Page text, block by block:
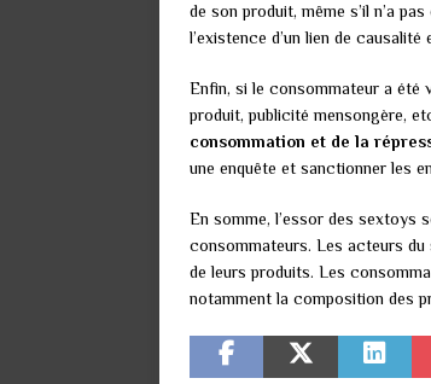
de son produit, même s’il n’a
l’existence d’un lien de
Enfin, si le consommateur a été
produit, publicité mensongère,
consommation et de la
une enquête et sanctionner les
En somme, l’essor des sextoys
consommateurs. Les acteurs
de leurs produits. Les
notamment la composition des